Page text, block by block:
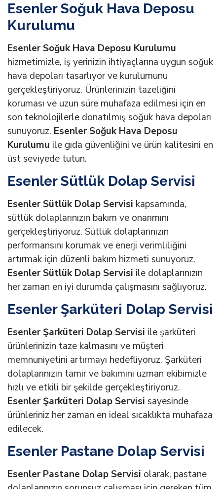
Esenler Soğuk Hava Deposu
Kurulumu
Esenler Soğuk Hava Deposu Kurulumu
hizmetimizle, iş yerinizin ihtiyaçlarına uygun soğuk
hava depoları tasarlıyor ve kurulumunu
gerçekleştiriyoruz. Ürünlerinizin tazeliğini
koruması ve uzun süre muhafaza edilmesi için en
son teknolojilerle donatılmış soğuk hava depoları
sunuyoruz. Esenler Soğuk Hava Deposu
Kurulumu ile gıda güvenliğini ve ürün kalitesini en
üst seviyede tutun.
Esenler Sütlük Dolap Servisi
Esenler Sütlük Dolap Servisi kapsamında,
sütlük dolaplarınızın bakım ve onarımını
gerçekleştiriyoruz. Sütlük dolaplarınızın
performansını korumak ve enerji verimliliğini
artırmak için düzenli bakım hizmeti sunuyoruz.
Esenler Sütlük Dolap Servisi ile dolaplarınızın
her zaman en iyi durumda çalışmasını sağlıyoruz.
Esenler Şarküteri Dolap Servisi
Esenler Şarküteri Dolap Servisi ile şarküteri
ürünlerinizin taze kalmasını ve müşteri
memnuniyetini artırmayı hedefliyoruz. Şarküteri
dolaplarınızın tamir ve bakımını uzman ekibimizle
hızlı ve etkili bir şekilde gerçekleştiriyoruz.
Esenler Şarküteri Dolap Servisi sayesinde
ürünleriniz her zaman en ideal sıcaklıkta muhafaza
edilecek.
Esenler Pastane Dolap Servisi
Esenler Pastane Dolap Servisi olarak, pastane